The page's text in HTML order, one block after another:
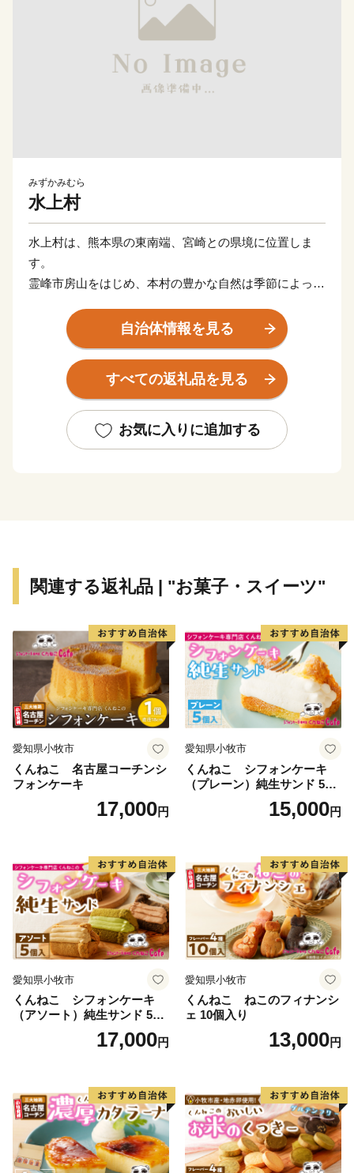
みずかみむら
水上村
水上村は、熊本県の東南端、宮崎との県境に位置しま
す。
霊峰市房山をはじめ、本村の豊かな自然は季節によって
房ダム周辺に咲き誇る１万本の桜は圧巻です。
また、本村に源を発する、日本三大急流のひとつ、球磨
川は、人吉球磨地方の人々の生活を潤しています。その
水で育ったお米やイチゴなどの特産物はとてもおいし
平成２９年５月にオープンしたクロスカントリーコース
「水上スカイヴィレッジ」は、実業団、大学、高校、中
自治体情報を見る
すべての返礼品を見る
お気に入りに追加する
関連する返礼品 | "お菓子・スイーツ"
愛知県小牧市
くんねこ 名古屋コーチンシ
フォンケーキ
17,000円
愛知県小牧市
くんねこ シフォンケーキ
（プレーン）純生サンド 5個
15,000円
愛知県小牧市
くんねこ シフォンケーキ
（アソート）純生サンド 5個
17,000円
愛知県小牧市
くんねこ ねこのフィナンシ
ェ 10個入り
13,000円